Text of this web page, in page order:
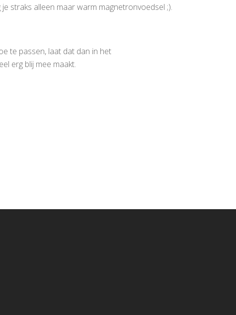
straks alleen maar warm magnetronvoedsel ;).
te passen, laat dat dan in het
erg blij mee maakt.